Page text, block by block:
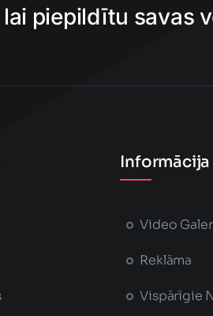
piepildītu savas
Informācija
Video
Reklāma
Vispārīgie